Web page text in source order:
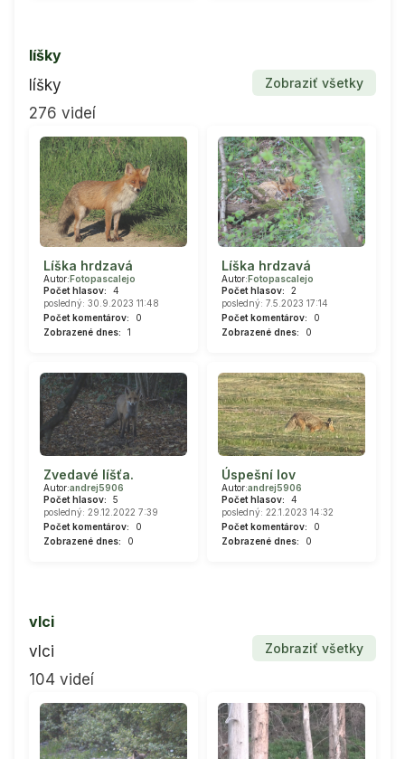
líšky
líšky
276 videí
Zobraziť všetky
Líška hrdzavá
Autor: Fotopascalejo
Počet hlasov:
4
posledný: 30.9.2023 11:48
Počet komentárov:
0
Zobrazené dnes:
1
Líška hrdzavá
Autor: Fotopascalejo
Počet hlasov:
2
posledný: 7.5.2023 17:14
Počet komentárov:
0
Zobrazené dnes:
0
Zvedavé líšťa.
Autor:andrej5906
Počet hlasov:
5
posledný: 29.12.2022 7:39
Počet komentárov:
0
Zobrazené dnes:
0
Úspešní lov
Autor:andrej5906
Počet hlasov:
4
posledný: 22.1.2023 14:32
Počet komentárov:
0
Zobrazené dnes:
0
vlci
vlci
104 videí
Zobraziť všetky